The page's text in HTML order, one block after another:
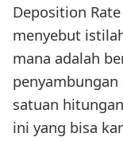
Deposition
menyebut
mana adalah
satuan
ini yang bisa